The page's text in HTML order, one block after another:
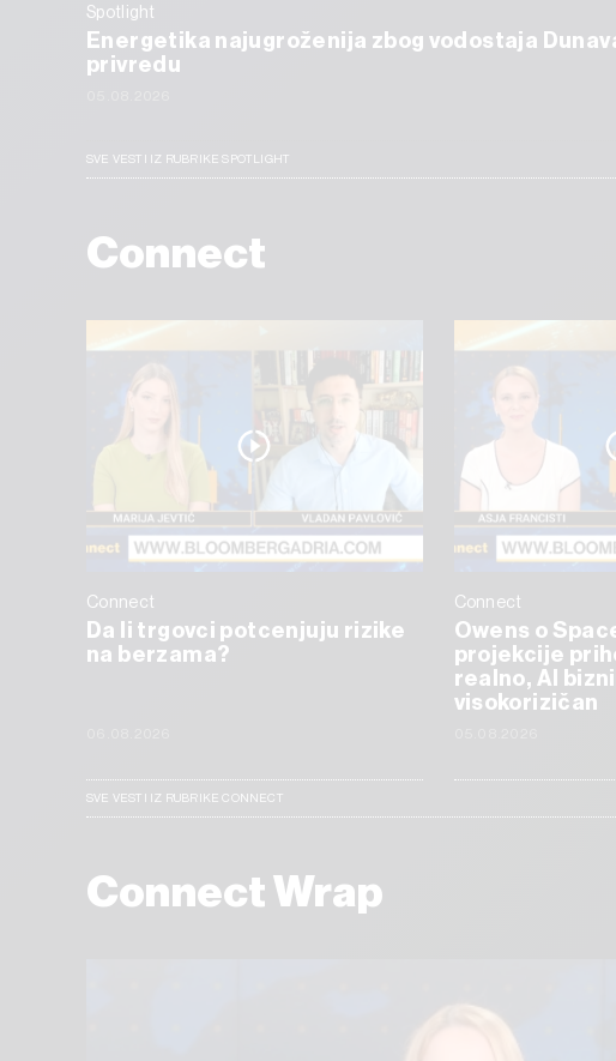
Spotlight
Energetika najugroženija zbog vodostaja
privredu
SVE VESTI IZ RUBRIKE SPOTLIGHT
Connect
Connect
Da li trgovci potcenjuju rizike
na berzama?
Connect
Owens o
projekcije
realno, AI
visokorizičan
SVE VESTI IZ RUBRIKE CONNECT
Connect Wrap